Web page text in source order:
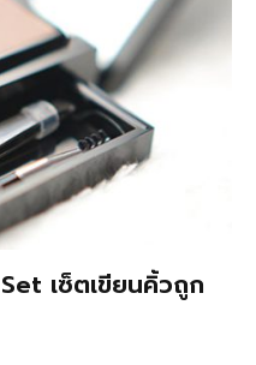
เซ็ตเขียนคิ้วถูก